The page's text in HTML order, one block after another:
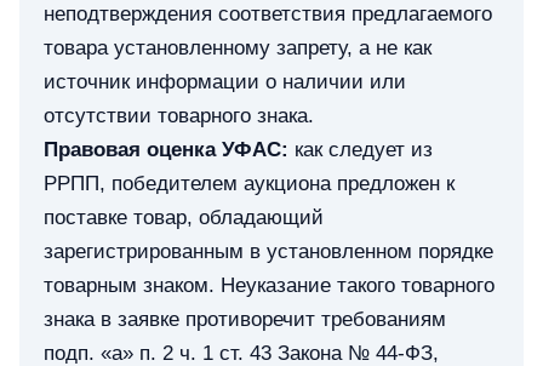
неподтверждения соответствия предлагаемого
товара установленному запрету, а не как
источник информации о наличии или
отсутствии товарного знака.
Правовая оценка УФАС: как следует из
РРПП, победителем аукциона предложен к
поставке товар, обладающий
зарегистрированным в установленном порядке
товарным знаком. Неуказание такого товарного
знака в заявке противоречит требованиям
подп. «а» п. 2 ч. 1 ст. 43 Закона № 44-ФЗ,